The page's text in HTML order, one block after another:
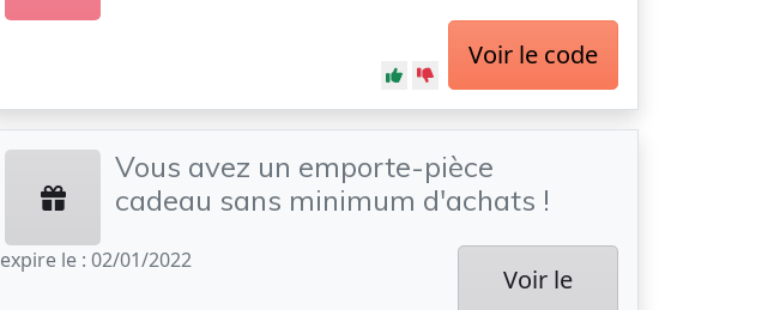
Voir le code
Vous avez un emporte-pièce
cadeau sans minimum d'achats !
expire le : 02/01/2022
Voir le